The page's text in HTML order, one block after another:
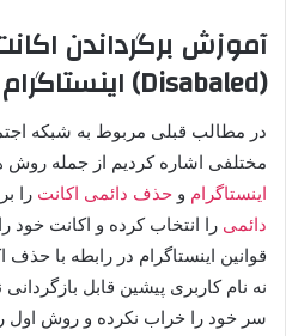
آموزش برگرداندن
(Disabaled) اینستاگرام
در مطالب قبلی مربوط به شبکه
مختلفی اشاره کردیم از جمله روش
اینستاگرام و حذف دائمی اکانت را
دائمی را انتخاب کرده و اکانت خود
قوانین اینستاگرام در رابطه با
نه نام کاربری پیشین قابل
سر خود را خراب نکرده و روش اول را